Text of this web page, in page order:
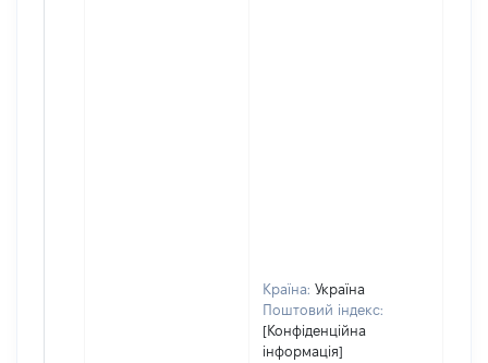
Країна: Україна
Поштовий індекс:
[Конфіденційна
інформація]